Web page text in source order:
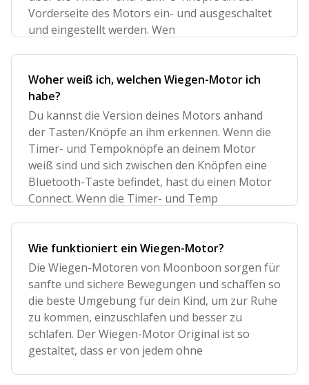
Vorderseite des Motors ein- und ausgeschaltet
und eingestellt werden. Wen
Woher weiß ich, welchen Wiegen-Motor ich
habe?
Du kannst die Version deines Motors anhand
der Tasten/Knöpfe an ihm erkennen. Wenn die
Timer- und Tempoknöpfe an deinem Motor
weiß sind und sich zwischen den Knöpfen eine
Bluetooth-Taste befindet, hast du einen Motor
Connect. Wenn die Timer- und Temp
Wie funktioniert ein Wiegen-Motor?
Die Wiegen-Motoren von Moonboon sorgen für
sanfte und sichere Bewegungen und schaffen so
die beste Umgebung für dein Kind, um zur Ruhe
zu kommen, einzuschlafen und besser zu
schlafen. Der Wiegen-Motor Original ist so
gestaltet, dass er von jedem ohne